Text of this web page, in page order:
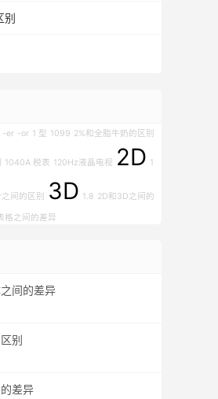
别
-er -or 1 型 1099 2%和全脂牛奶的区别
1040A 税表 120Hz液晶电视 2D 1
间的区别 3D 1.8 2D和3D之间的
格之间的差异
间的差异
别
差异